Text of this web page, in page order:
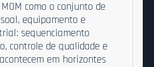
como o conjunto de
equipamento e
sequenciamento
controle de qualidade e
em horizontes